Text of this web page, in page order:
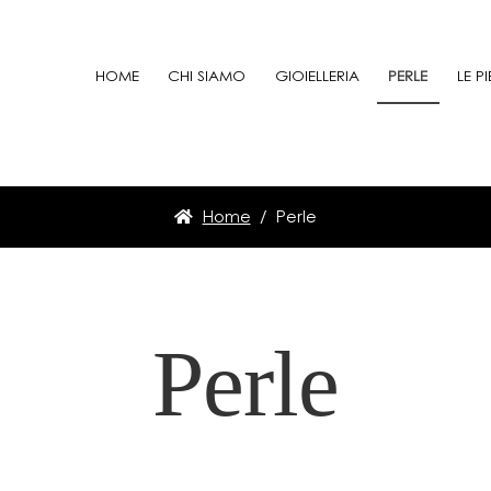
HOME CHI SIAMO GIOIELLERIA PERLE LE
Home / Perle
Perle